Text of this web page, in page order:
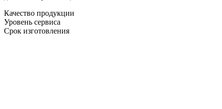
Качество продукции
Уровень сервиса
Срок изготовления